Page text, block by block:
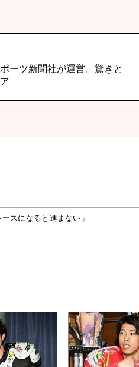
ーツ新聞社が運営。驚きと
スになると進まない」